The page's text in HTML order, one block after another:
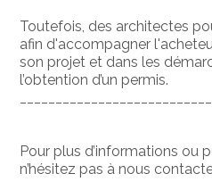
Toutefois, des architectes
afin d'accompagner
son projet et dans les
l’obtention d’un permis.
Pour plus d’informations ou
n’hésitez pas à nous